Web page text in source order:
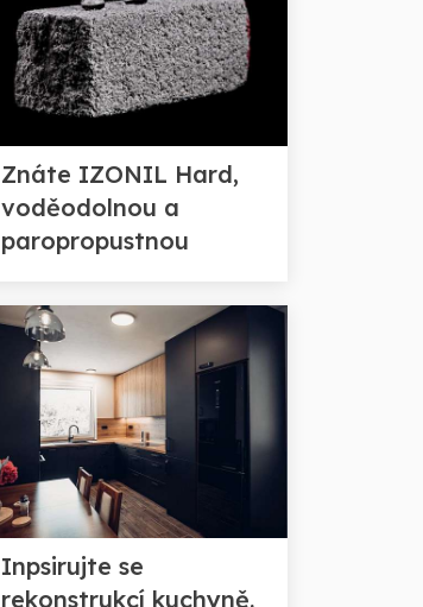
Znáte IZONIL Hard,
voděodolnou a
paropropustnou
Inpsirujte se
rekonstrukcí kuchyně.